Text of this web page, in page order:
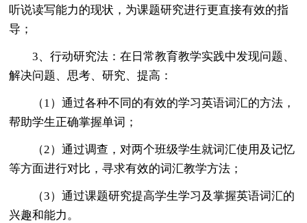
听说读写能力的现状，为课题研究进行更直接有效的指
导；
3、行动研究法：在日常教育教学实践中发现问题、
解决问题、思考、研究、提高：
（1）通过各种不同的有效的学习英语词汇的方法，
帮助学生正确掌握单词；
（2）通过调查，对两个班级学生就词汇使用及记忆
等方面进行对比，寻求有效的词汇教学方法；
（3）通过课题研究提高学生学习及掌握英语词汇的
兴趣和能力。